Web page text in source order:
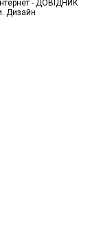
- ДОВІДНИК
Дизайн